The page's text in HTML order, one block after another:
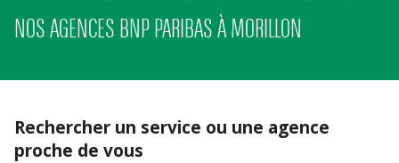
NOS AGENCES BNP PARIBAS À MORILLON
Rechercher un service ou une agence
proche de vous